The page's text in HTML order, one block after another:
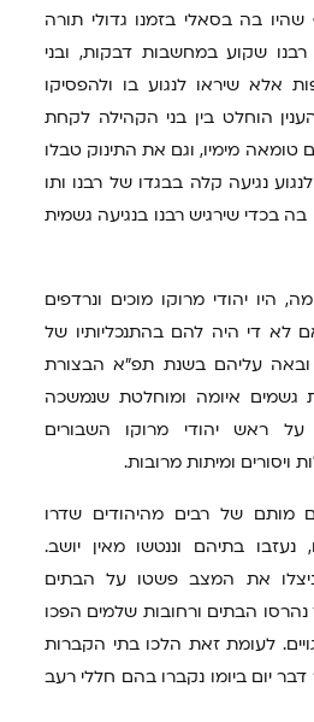
בה בסאלי בזמנו גדולי תורה
שקוע במחשבות דבקות, ובני
אלא שיראו לנגוע בו ולהפסיקו
הוחלט בין בני הקהילה לקחת
מימיו, וגם את התינוק טבלו
נגיעה קלה בבגדו של רבנו ותו
בכדי שירגיש רבנו בנגיעה גשמית
היו יהודי מרוקו מוכים ונרדפים
לא די היה להם בהתנכליותיו של
עליהם בשנת תפ"א הבצורת
גשמים איומה ומוחלטת שנמשכה
ראש יהודי מרוקו השבורים
ויסורים ומיתות מרובות.
מותם של רבים מהיהודים שדרו
בתיהם וננטשו מאין יושב.
את המצב פשטו על הבתים
נהרסו הבתים ורחובות שלמים הפכו
לעומת זאת הלכו בתי הקברות
יום ביומו נקברו בהם חללי רעב